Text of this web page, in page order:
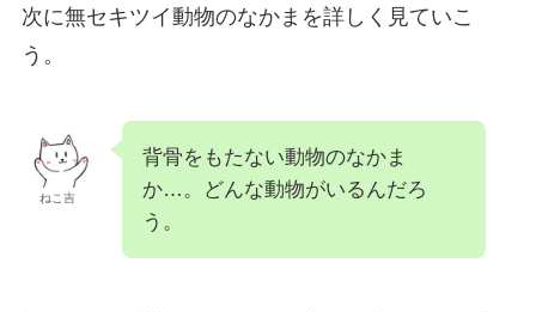
次に無セキツイ動物のなかまを詳しく見ていこ
う。
ねこ吉
背骨をもたない動物のなかま
か…。どんな動物がいるんだろ
う。